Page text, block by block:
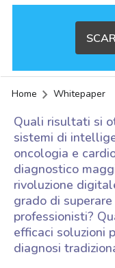
Home Whitepaper
Quali risultati si
sistemi di
oncologia e
diagnostico
rivoluzione
grado di
professionisti?
efficaci soluzioni
diagnosi